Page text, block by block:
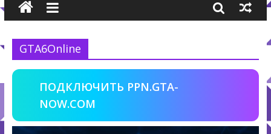
GTA6Online
ПОДКЛЮЧИТЬ PPN.GTA-
NOW.COM